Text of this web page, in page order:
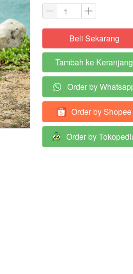
`Beli Sekarang
`
Tambah ke Keranjang
` Order by
` Order by Shopee
` Order by